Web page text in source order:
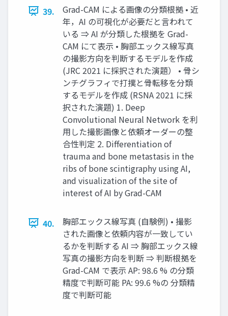
39.
Grad-CAM による画像の分類根拠 • 近
年，AI の可視化が必要だと⾔われて
いる ⇒ AI が分類した根拠を Grad-
CAM にて表⽰ • 胸部エックス線写真
の撮影⽅向を判断するモデルを作成
(JRC 2021 に採択された演題） • ⾻シ
ンチグラフィで打撲と⾻転移を分類
するモデルを作成 (RSNA 2021 に採
択された演題) 1. Deep
Convolutional Neural Network を利
⽤した撮影画像と依頼オーダーの整
合性判定 2. Differentiation of
trauma and bone metastasis in the
ribs of bone scintigraphy using AI,
and visualization of the site of
interest of AI by Grad-CAM
40.
胸部エックス線写真 (⾃験例) • 撮影
された画像と依頼内容が⼀致してい
るかを判断する AI ⇒ 胸部エックス線
写真の撮影⽅向を判断 ⇒ 判断根拠を
Grad-CAM で表⽰ AP: 98.6 % の分類
精度で判断可能 PA: 99.6 %の 分類精
度で判断可能